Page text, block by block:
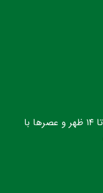
ساعت کاری: ساعت اداری از ۸ صبح تا ۱۴ ظهر و عصرها با